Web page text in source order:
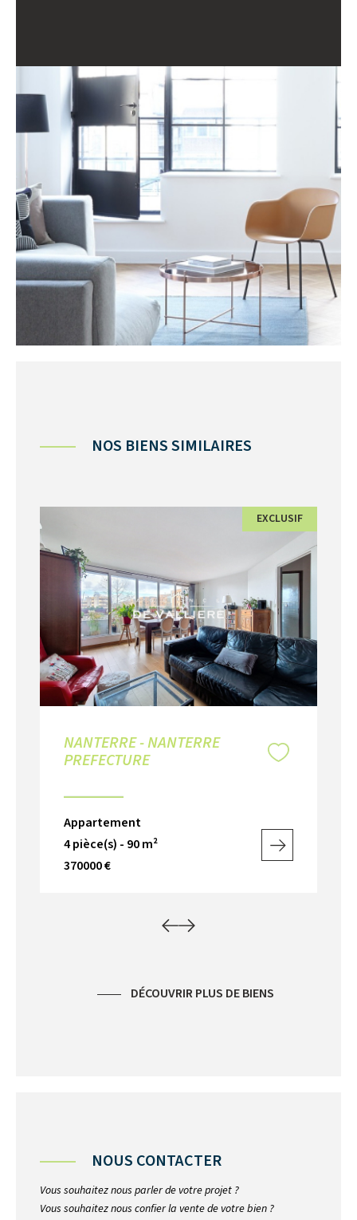
NOS BIENS SIMILAIRES
EXCLUSIF
NANTERRE - NANTERRE
PREFECTURE
Appartement
4 pièce(s) - 90 m²
370000 €
DÉCOUVRIR PLUS DE BIENS
NOUS CONTACTER
Vous souhaitez nous parler de votre projet ?
Vous souhaitez nous confier la vente de votre bien ?